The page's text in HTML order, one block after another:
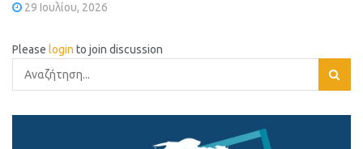
29 Ιουλίου, 2026
Please login to join discussion